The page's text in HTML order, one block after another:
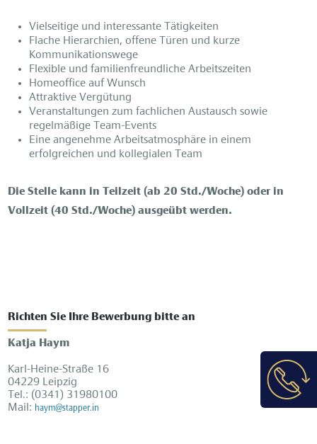
Vielseitige und interessante Tätigkeiten
Flache Hierarchien, offene Türen und kurze
Kommunikationswege
Flexible und familienfreundliche Arbeitszeiten
Homeoffice auf Wunsch
Attraktive Vergütung
Veranstaltungen zum fachlichen Austausch sowie
regelmäßige Team-Events
Eine angenehme Arbeitsatmosphäre in einem
erfolgreichen und kollegialen Team
Die Stelle kann in Teilzeit (ab 20 Std./Woche) oder in
Vollzeit (40 Std./Woche) ausgeübt werden.
Richten Sie Ihre Bewerbung bitte an
Katja Haym
Karl-Heine-Straße 16
04229 Leipzig
Tel.: (0341) 31980100
Mail: haym@stapper.in